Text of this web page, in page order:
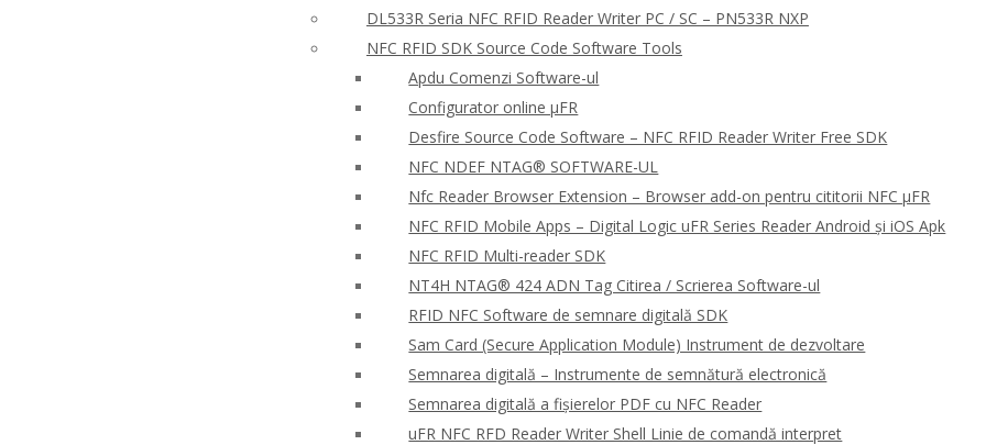
DL533R Seria NFC RFID Reader Writer PC / SC – PN533R NXP
NFC RFID SDK Source Code Software Tools
Apdu Comenzi Software-ul
Configurator online μFR
Desfire Source Code Software – NFC RFID Reader Writer Free SDK
NFC NDEF NTAG® SOFTWARE-UL
Nfc Reader Browser Extension – Browser add-on pentru cititorii NFC μFR
NFC RFID Mobile Apps – Digital Logic uFR Series Reader Android și iOS Apk
NFC RFID Multi-reader SDK
NT4H NTAG® 424 ADN Tag Citirea / Scrierea Software-ul
RFID NFC Software de semnare digitală SDK
Sam Card (Secure Application Module) Instrument de dezvoltare
Semnarea digitală – Instrumente de semnătură electronică
Semnarea digitală a fișierelor PDF cu NFC Reader
uFR NFC RFD Reader Writer Shell Linie de comandă interpret